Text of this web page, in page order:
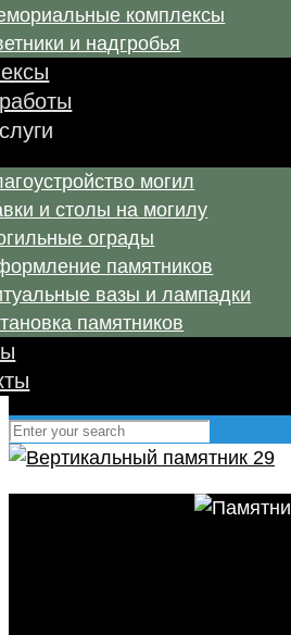
комплексы
и надгробья
могил
и столы на могилу
ограды
памятников
вазы и лампадки
памятников